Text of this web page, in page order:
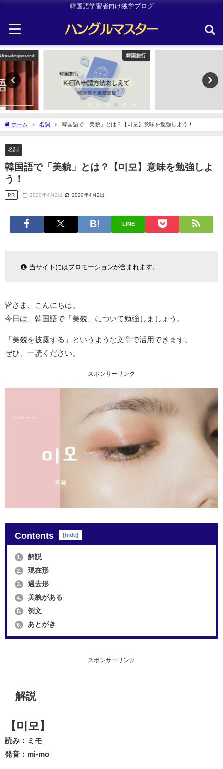
韓国語学習者向け独学ブログ
ホーム 名詞 韓国語で「美貌」とは？【미모】意味を勉強しよう！
名詞
韓国語で「美貌」とは？【미모】意味を勉強しよ
う！
PR 2020年4月2日 2020年4月2日
LINE
当サイトにはプロモーションが含まれます。
皆さま、こんにちは。
今日は、韓国語で「美貌」について勉強しましょう。
「美貌を披露する」というような文章で活用できます。
ぜひ、一読ください。
スポンサーリンク
Contents [hide]
1. 解説
2. 現在形
3. 過去形
4. 美貌がある
5. 例文
6. あとがき
スポンサーリンク
解説
【미모】
読み：ミモ
発音：mi-mo